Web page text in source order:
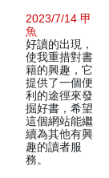
2023/7/14 甲
魚
好讀的出現，
使我重措對書
籍的興趣，它
提供了一個便
利的途徑來發
掘好書，希望
這個網站能繼
續為其他有興
趣的讀者服
務。